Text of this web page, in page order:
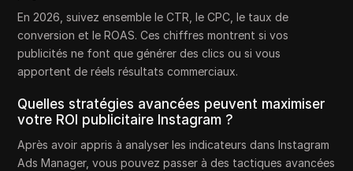
En 2026, suivez ensemble le CTR, le CPC, le taux de
conversion et le ROAS. Ces chiffres montrent si vos
publicités ne font que générer des clics ou si vous
apportent de réels résultats commerciaux.
Quelles stratégies avancées peuvent maximiser
votre ROI publicitaire Instagram ?
Après avoir appris à analyser les indicateurs dans Instagram
Ads Manager, vous pouvez passer à des tactiques avancées